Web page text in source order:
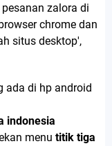
zalora di
chrome dan
situs desktop',
ada di hp android
indonesia
menu titik tiga